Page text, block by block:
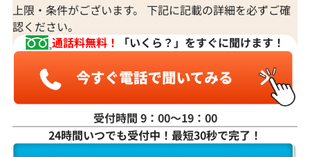
K18WG ダイヤモンド ネックレス 3.31ct
K18 ダイヤモン
上限・条件がございます。 下記に記載の詳細を必ずご確
認ください。
通話料無料！
「いくら？」をすぐに聞けます！
受付時間 9：00〜19：00
24時間いつでも受付中！最短30秒で完了！